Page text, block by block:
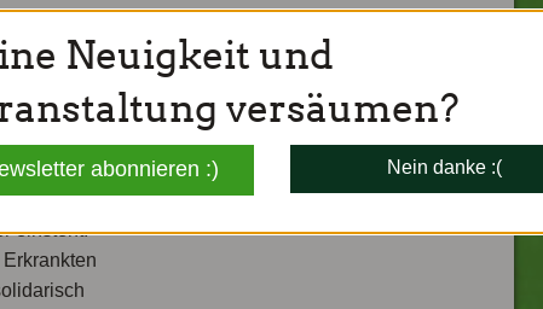
diese
Europa
einsteht.
Neuigkeit und
versäumen?
abonnieren :) Nein danke :(